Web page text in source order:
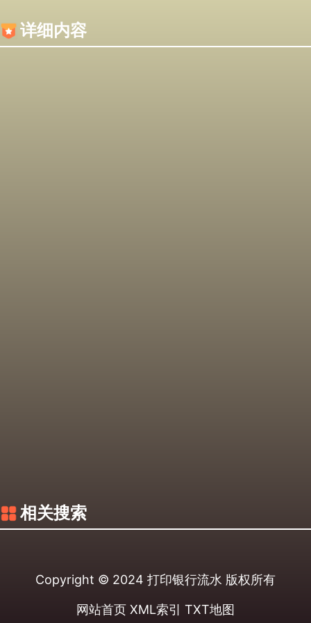
详细内容
相关搜索
Copyright © 2024 打印银行流水 版权所有
网站首页 XML索引 TXT地图